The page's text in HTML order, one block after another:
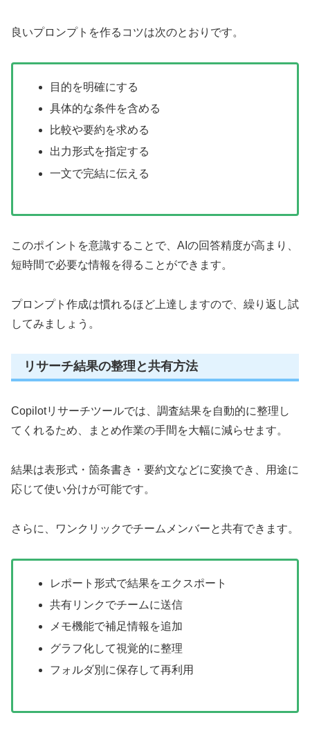
良いプロンプトを作るコツは次のとおりです。
目的を明確にする
具体的な条件を含める
比較や要約を求める
出力形式を指定する
一文で完結に伝える
このポイントを意識することで、AIの回答精度が高まり、
短時間で必要な情報を得ることができます。
プロンプト作成は慣れるほど上達しますので、繰り返し試
してみましょう。
リサーチ結果の整理と共有方法
Copilotリサーチツールでは、調査結果を自動的に整理し
てくれるため、まとめ作業の手間を大幅に減らせます。
結果は表形式・箇条書き・要約文などに変換でき、用途に
応じて使い分けが可能です。
さらに、ワンクリックでチームメンバーと共有できます。
レポート形式で結果をエクスポート
共有リンクでチームに送信
メモ機能で補足情報を追加
グラフ化して視覚的に整理
フォルダ別に保存して再利用